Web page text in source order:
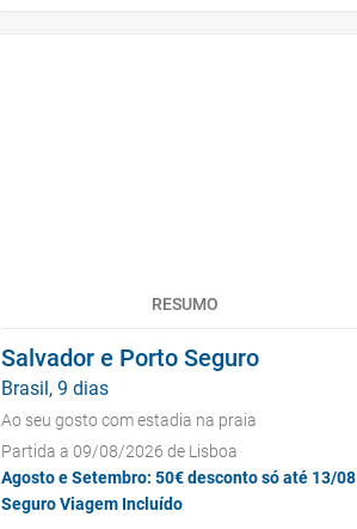
RESUMO
Salvador e Porto Seguro
Brasil, 9 dias
Ao seu gosto com estadia na praia
Partida a 09/08/2026 de Lisboa
Agosto e Setembro: 50€ desconto só até 13/08
Seguro Viagem Incluído